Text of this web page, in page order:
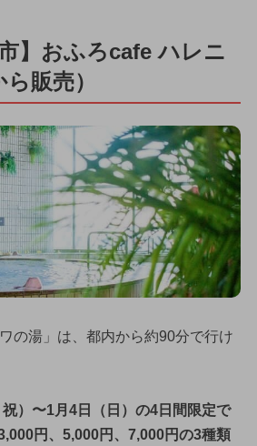
】おふろcafe ハレニ
販売）
の湯」は、都内から約90分で行け
）〜1月4日（日）の4日間限定で
円、5,000円、7,000円の3種類